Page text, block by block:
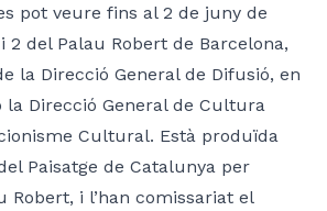
pot veure fins al 2 de juny de
2 del Palau Robert de Barcelona,
la Direcció General de Difusió, en
la Direcció General de Cultura
Cultural. Està produïda
Paisatge de Catalunya per
Robert, i l’han comissariat el